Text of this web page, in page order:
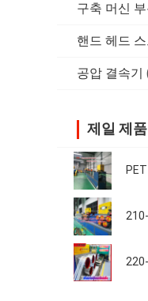
구축 머신
핸드 헤드
공압 결속기
제일 제품